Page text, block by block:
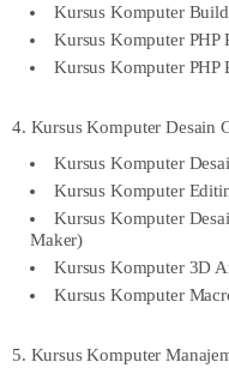
Kursus Komputer
Kursus Komputer PHP
Kursus Komputer
4. Kursus Komputer Desain
Kursus Komputer
Kursus Komputer
Kursus Komputer
Maker)
Kursus Komputer 3D
Kursus Komputer
5. Kursus Komputer